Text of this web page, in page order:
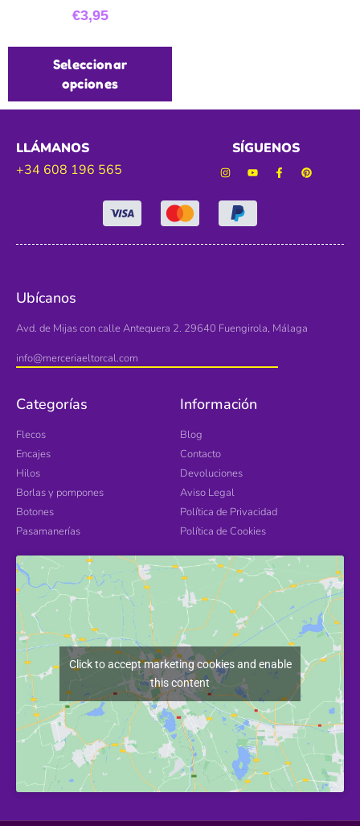
€3,95
Seleccionar
opciones
LLÁMANOS
+34 608 196 565
SÍGUENOS
Ubícanos
Avd. de Mijas con calle Antequera 2. 29640 Fuengirola, Málaga
info@merceriaeltorcal.com
Categorías
Flecos
Encajes
Hilos
Borlas y pompones
Botones
Pasamanerías
Información
Blog
Contacto
Devoluciones
Aviso Legal
Política de Privacidad
Política de Cookies
Click to accept marketing cookies and enable
this content